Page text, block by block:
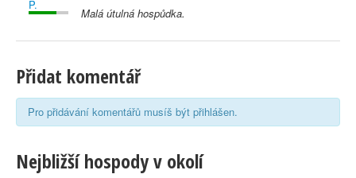
Malá útulná hospůdka.
Přidat komentář
Pro přidávání komentářů musíš být přihlášen.
Nejbližší hospody v okolí